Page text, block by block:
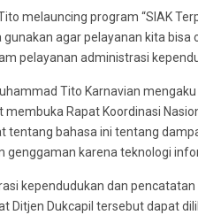
melauncing program “SIAK
agar pelayanan kita bisa
pelayanan administrasi
Tito Karnavian
membuka Rapat Koordinasi
tentang bahasa ini tentang
genggaman karena teknologi
kependudukan dan
Ditjen Dukcapil tersebut dapat